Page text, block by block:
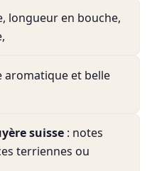
longueur en bouche,
aromatique et belle
suisse : notes
terriennes ou